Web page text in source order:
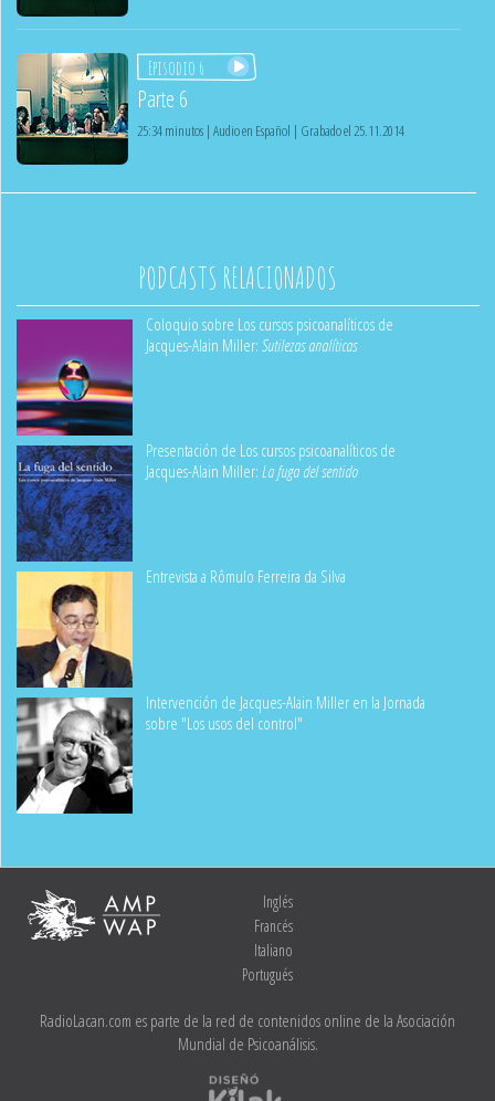
Episodio 6
Parte 6
25:34 minutos | Audio en Español | Grabado el 25.11.2014
PODCASTS RELACIONADOS
Coloquio sobre Los cursos psicoanalíticos de
Jacques-Alain Miller:Sutilezas analíticas
Presentación de Los cursos psicoanalíticos de
Jacques-Alain Miller:La fuga del sentido
Entrevista a Rômulo Ferreira da Silva
Intervención de Jacques-Alain Miller en la Jornada
sobre "Los usos del control"
Inglés
Francés
Italiano
Portugués
RadioLacan.com es parte de la red de contenidos online de la Asociación
Mundial de Psicoanálisis.